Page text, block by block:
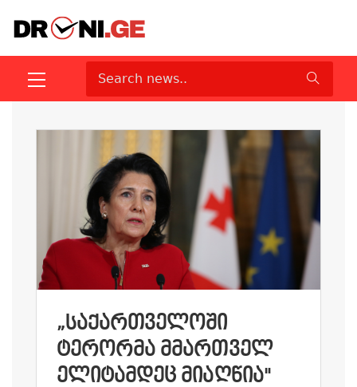
„ᲡᲐᲥᲐᲠᲗᲕᲔᲚᲝᲨᲘ
ᲢᲔᲠᲝᲠᲛᲐ ᲛᲛᲐᲠᲗᲕᲔᲚ
ᲔᲚᲘᲢᲐᲛᲓᲔᲪ ᲛᲘᲐᲦᲬᲘᲐ"